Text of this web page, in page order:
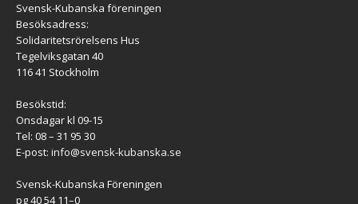
Svensk-Kubanska föreningen
Besöksadress:
Solidaritetsrörelsens Hus
Tegelviksgatan 40
116 41 Stockholm
Besökstid:
Onsdagar kl 09-15
Tel: 08 – 31 95 30
E-post: info@svensk-kubanska.se
Svensk-Kubanska Föreningen
pg 40 54 11–0